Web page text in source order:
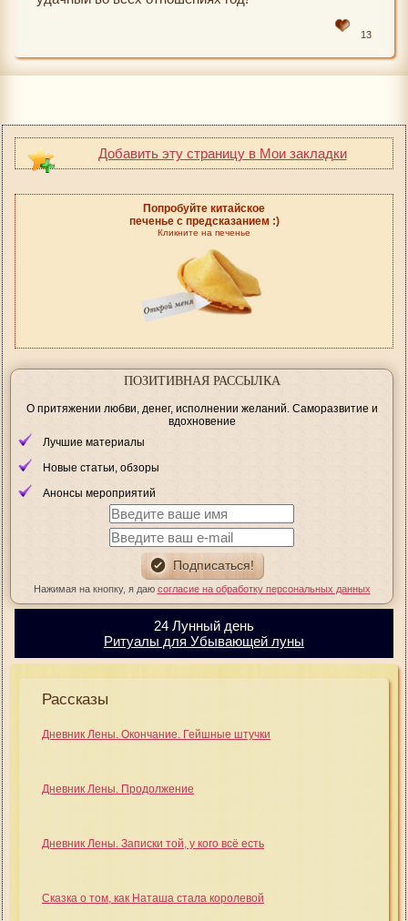
13
Добавить эту страницу в Мои закладки
Попробуйте китайское
печенье с предсказанием :)
Кликните на печенье
ПОЗИТИВНАЯ РАССЫЛКА
О притяжении любви, денег, исполнении желаний. Саморазвитие и
вдохновение
Лучшие материалы
Новые статьи, обзоры
Анонсы мероприятий
Нажимая на кнопку, я даю согласие на обработку персональных данных
24 Лунный день
Ритуалы для Убывающей луны
Рассказы
Дневник Лены. Окончание. Гейшные штучки
Дневник Лены. Продолжение
Дневник Лены. Записки той, у кого всё есть
Сказка о том, как Наташа стала королевой